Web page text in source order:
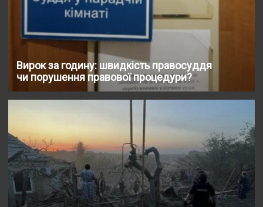
Вирок за годину: швидкість правосуддя
чи порушення правової процедури?